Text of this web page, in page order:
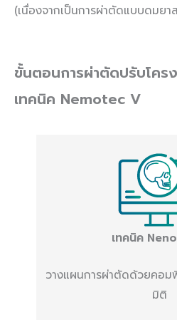
(เนื่องจากเป็นการผ่าตัดแบบดม
ขั้นตอนการผ่าตัดปรับโคร
เทคนิค Nemotec V
เทคนิค
วางแผนการผ่าตัดด้วยคอม
มิติ